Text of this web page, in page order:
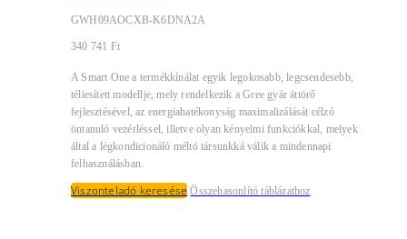
GWH09AOCXB-K6DNA2A
340 741 Ft
A Smart One a termékkínálat egyik legokosabb, legcsendesebb,
téliesített modellje, mely rendelkezik a Gree gyár áttörő
fejlesztésével, az energiahatékonyság maximalizálását célzó
öntanuló vezérléssel, illetve olyan kényelmi funkciókkal, melyek
által a légkondicionáló méltó társunkká válik a mindennapi
felhasználásban.
Viszonteladó keresése Összehasonlító táblázathoz